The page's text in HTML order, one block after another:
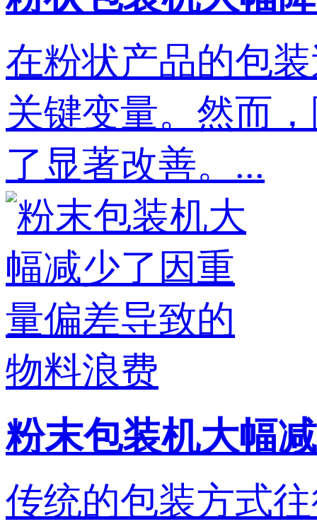
在粉状产品的包
关键变量。然而
了显著改善。...
粉末包装机大幅
传统的包装方式